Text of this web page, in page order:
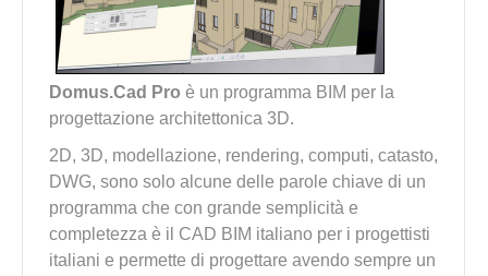
Domus.Cad Pro è un programma BIM per la
progettazione architettonica 3D.
2D, 3D, modellazione, rendering, computi, catasto,
DWG, sono solo alcune delle parole chiave di un
programma che con grande semplicità e
completezza è il CAD BIM italiano per i progettisti
italiani e permette di progettare avendo sempre un